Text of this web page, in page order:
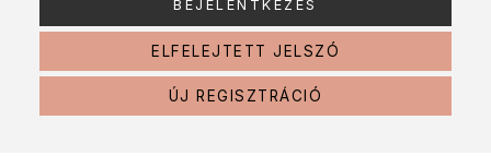
ELFELEJTETT JELSZÓ
ÚJ REGISZTRÁCIÓ